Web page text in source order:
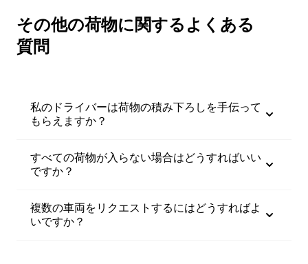
その他の荷物に関するよくある
質問
私のドライバーは荷物の積み下ろしを手伝って
もらえますか？
すべての荷物が入らない場合はどうすればいい
ですか？
複数の車両をリクエストするにはどうすればよ
いですか？